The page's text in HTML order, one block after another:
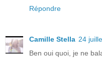
Répondre
Camille Stella 24
Ben oui quoi, je ne